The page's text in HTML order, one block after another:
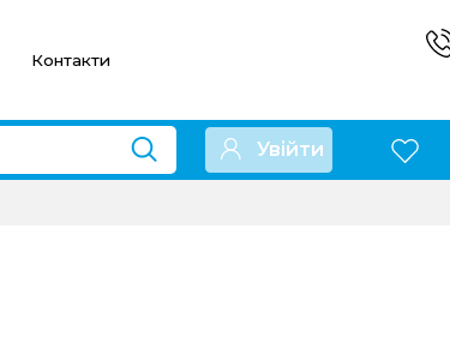
Контакти
Увійти